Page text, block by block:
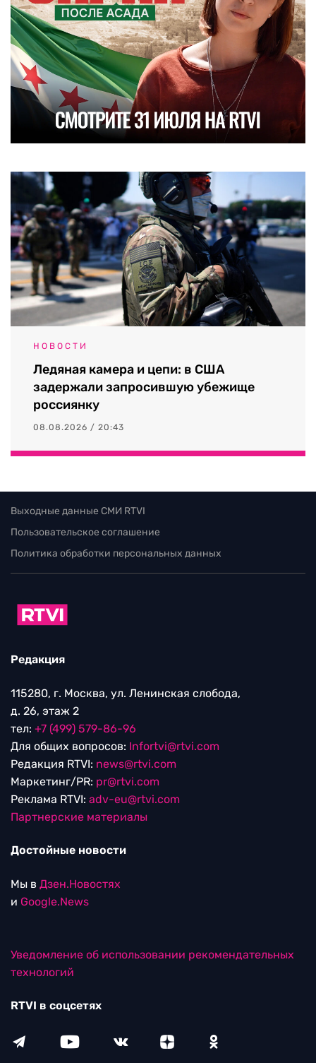
НОВОСТИ
Ледяная камера и цепи: в США
задержали запросившую убежище
россиянку
08.08.2026 / 20:43
Выходные данные СМИ RTVI
Пользовательское соглашение
Политика обработки персональных данных
Редакция
115280, г. Москва, ул. Ленинская слобода,
д. 26, этаж 2
тел: +7 (499) 579-86-96
Для общих вопросов: Infortvi@rtvi.com
Редакция RTVI: news@rtvi.com
Маркетинг/PR: pr@rtvi.com
Реклама RTVI: adv-eu@rtvi.com
Партнерские материалы
Достойные новости
Мы в Дзен.Новостях
и Google.News
Уведомление об использовании рекомендательных
технологий
RTVI в соцсетях